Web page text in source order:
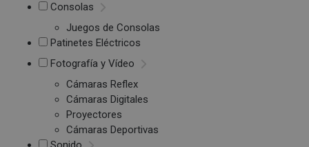
Consolas
Juegos de Consolas
Patinetes Eléctricos
Fotografía y Vídeo
Cámaras Reflex
Cámaras Digitales
Proyectores
Cámaras Deportivas